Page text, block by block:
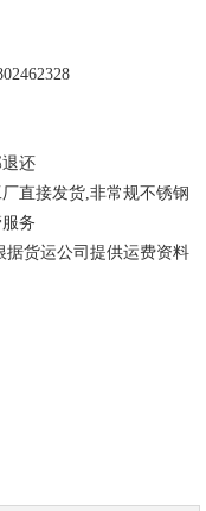
还
直接发货,非常规不锈钢
务
据货运公司提供运费资料